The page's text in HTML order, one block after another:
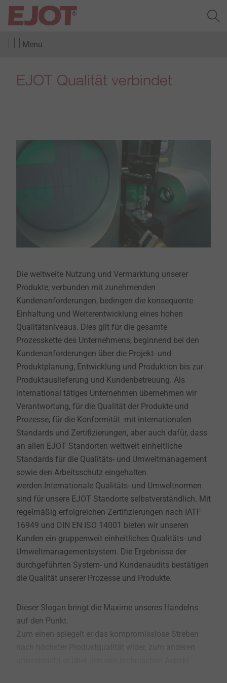
Menu
EJOT Qualität verbindet
Die weltweite Nutzung und Vermarktung unserer
Produkte, verbunden mit zunehmenden
Kundenanforderungen, bedingen die konsequente
Einhaltung und Weiterentwicklung eines hohen
Qualitätsniveaus. Dies gilt für die gesamte
Prozesskette des Unternehmens, beginnend bei den
Kundenanforderungen über die Projekt- und
Produktplanung, Entwicklung und Produktion bis zur
Produktauslieferung und Kundenbetreuung. Als
international tätiges Unternehmen übernehmen wir
Verantwortung, für die Qualität der Produkte und
Prozesse, für die Konformität mit internationalen
Standards und Zertifizierungen, aber auch dafür, dass
an allen EJOT Standorten weltweit einheitliche
Standards für die Qualitäts- und Umweltmanagement
sowie den Arbeitsschutz eingehalten
werden.Internationale Qualitäts- und Umweltnormen
sind für unsere EJOT Standorte selbstverständlich. Mit
regelmäßig erfolgreichen Zertifizierungen nach IATF
16949 und DIN EN ISO 14001 bieten wir unseren
Kunden ein gruppenweit einheitliches Qualitäts- und
Umweltmanagementsystem. Die Ergebnisse der
durchgeführten System- und Kundenaudits bestätigen
die Qualität unserer Prozesse und Produkte.
Dieser Slogan bringt die Maxime unseres Handelns
auf den Punkt.
Zum einen spiegelt er das kompromisslose Streben